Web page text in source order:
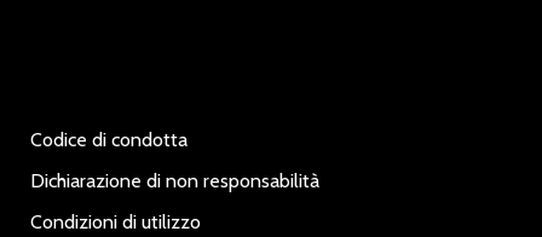
Codice di condotta
Dichiarazione di non responsabilità
Condizioni di utilizzo